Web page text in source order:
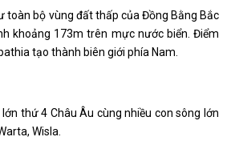
toàn bộ vùng đất thấp của Đồng Bằng Bắc
khoảng 173m trên mực nước biển. Điểm
tạo thành biên giới phía Nam.
thứ 4 Châu Âu cùng nhiều con sông lớn
Wisla.